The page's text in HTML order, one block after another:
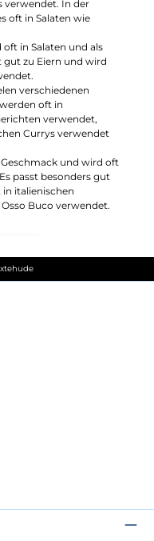
verwendet. In der
oft in Salaten wie
in Salaten und als
gut zu Eiern und wird
verschiedenen
oft in
verwendet,
Currys verwendet
und wird oft
passt besonders gut
italienischen
Buco verwendet.